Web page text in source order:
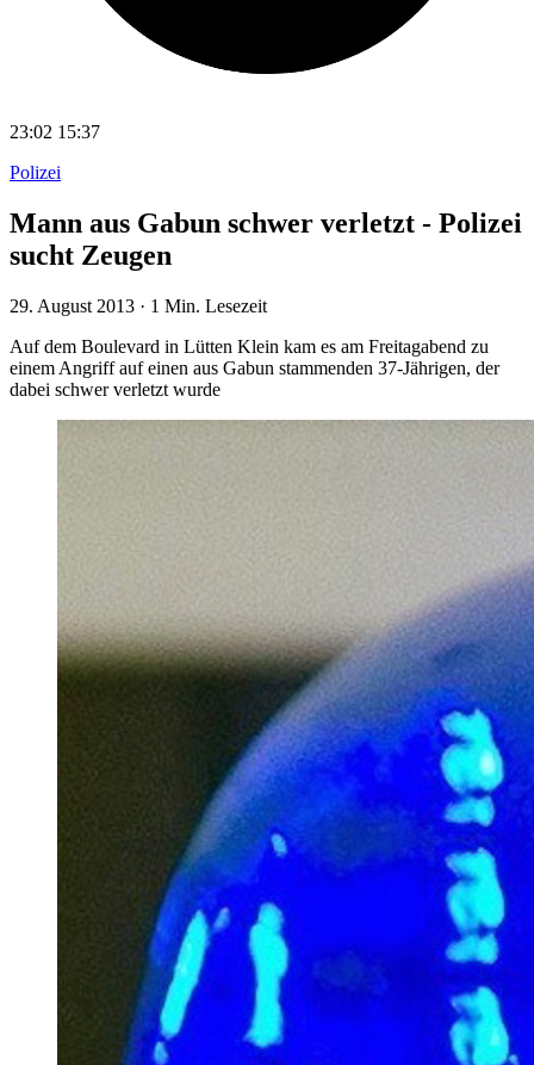
23:02 15:37
Polizei
Mann aus Gabun schwer verletzt - Polizei
sucht Zeugen
29. August 2013 · 1 Min. Lesezeit
Auf dem Boulevard in Lütten Klein kam es am Freitagabend zu
einem Angriff auf einen aus Gabun stammenden 37-Jährigen, der
dabei schwer verletzt wurde